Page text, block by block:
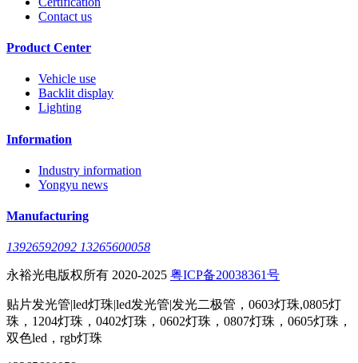
Contact us
Product Center
Vehicle use
Backlit display
Lighting
Information
Industry information
Yongyu news
Manufacturing
13926592092 13265600058
永裕光电版权所有 2020-2025 粤ICP备20038361号
贴片发光管|led灯珠|led发光管|发光二极管，0603灯珠,0805灯
珠，1204灯珠，0402灯珠，0602灯珠，0807灯珠，0605灯珠，
双色led，rgb灯珠